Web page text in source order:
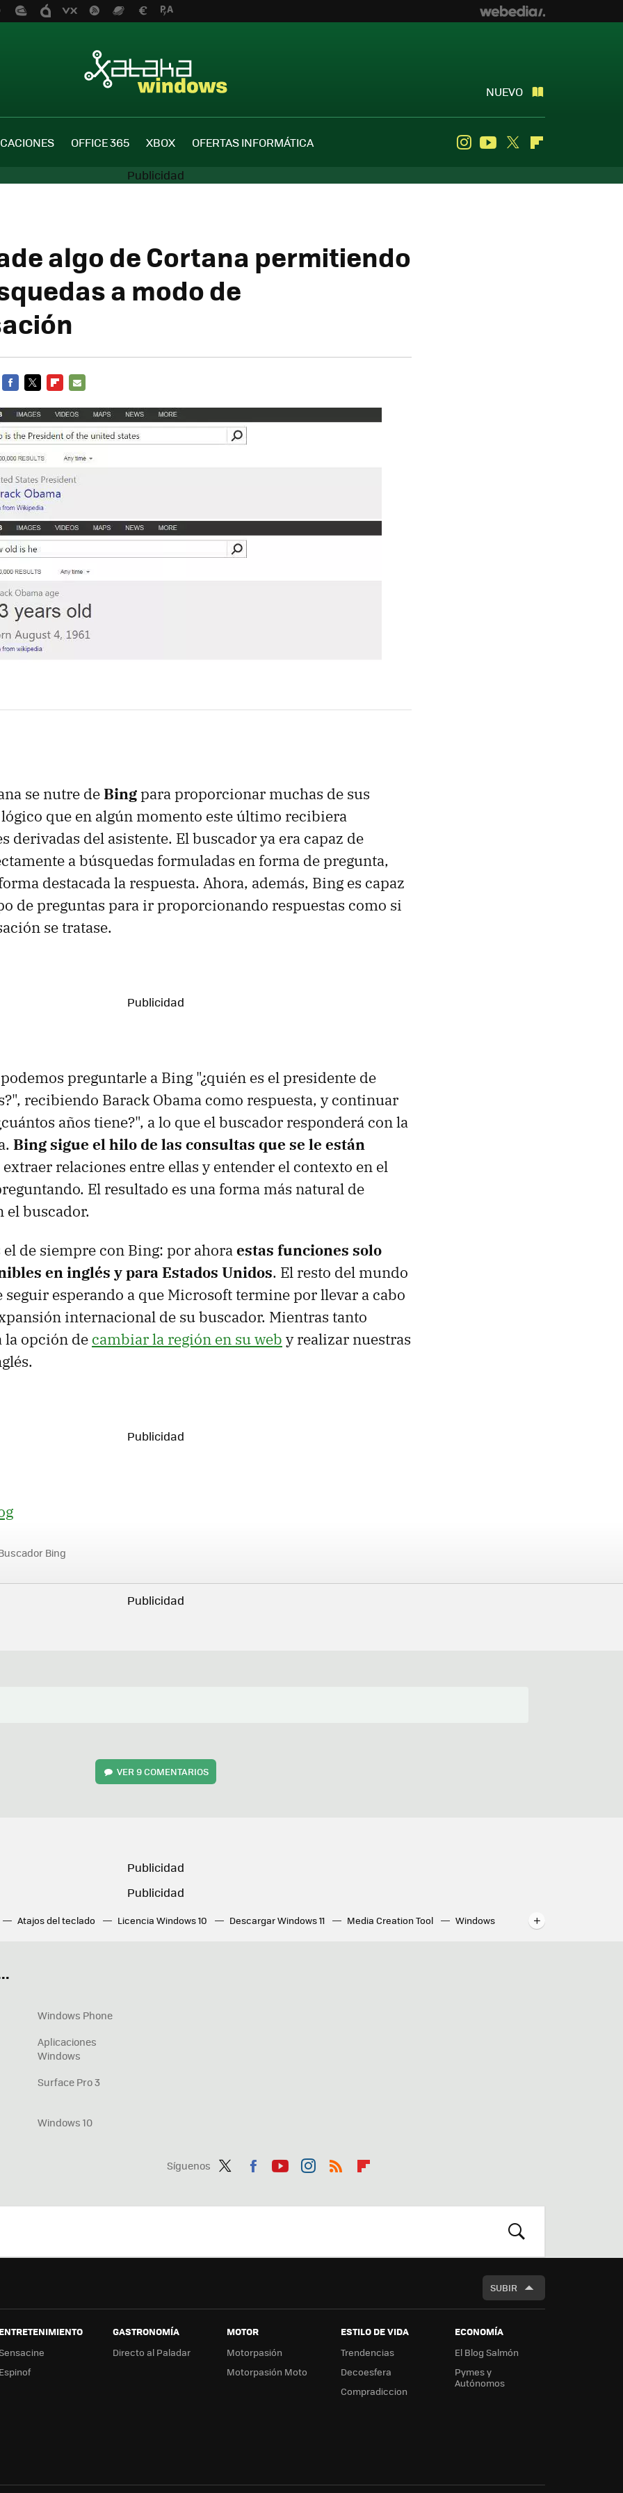
NUEVO
OFFICE 365 XBOX OFERTAS INFORMÁTICA InstagramYoutube
Twitter
algo de Cortana permitiendo
a modo de
MAIL
se nutre deBingpara proporcionar muchas de sus
que en algún momento este último recibiera
derivadas del asistente. El buscador ya era capaz de
a búsquedas formuladas en forma de pregunta,
destacada la respuesta. Ahora, además, Bing es capaz
de preguntas para ir proporcionando respuestas como si
se tratase.
preguntarle a Bing "¿quién es el presidente de
recibiendo Barack Obama como respuesta, y continuar
años tiene?", a lo que el buscador responderá con la
Bing sigue el hilo de las consultas que se le están
relaciones entre ellas y entender el contexto en el
El resultado es una forma más natural de
el buscador.
de siempre con Bing: por ahoraestas funciones solo
en inglés y para Estados Unidos. El resto del mundo
seguir esperando a que Microsoft termine por llevar a cabo
internacional de su buscador. Mientras tanto
la opción de cambiar la región en su web y realizar nuestras
Bing
VER 9 COMENTARIOS
Atajos del teclado Licencia Windows 10 Descargar Windows 11 Media Creation Tool
Windows
Síguenos
ter
ebo tub agr
boa
Windows Phone
Aplicaciones
Windows
Surface Pro 3
Windows 10
BUSCAR
SUBIR
ENTRETENIMIENTO
Espinof
GASTRONOMÍA
Directo al Paladar
MOTOR
Motorpasión
Motorpasión Moto
ESTILO DE VIDA
Trendencias
Decoesfera
Compradiccion
ECONOMÍA
El Blog Salmón
Pymes y
Autónomos